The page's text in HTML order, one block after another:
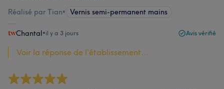
Réalisé par Tian• Vernis semi-permanent mains
Chantal•il y a 3 jours Avis vérifié
Voir la réponse de l'établissement...